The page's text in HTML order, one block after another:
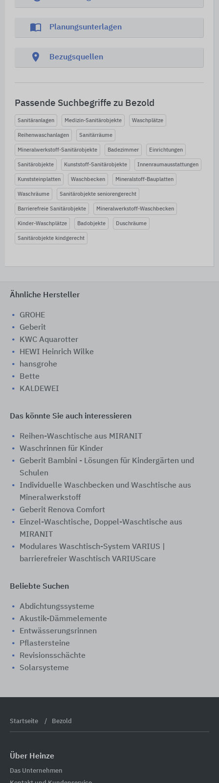
import_contacts Planungsunterlagen
location_on Bezugsquellen
Passende Suchbegriffe zu Bezold
Sanitäranlagen Medizin-Sanitärobjekte Waschplätze
Reihenwaschanlagen Sanitärräume
Mineralwerkstoff-Sanitärobjekte Badezimmer Einrichtungen
Sanitärobjekte Kunststoff-Sanitärobjekte Innenraumausstattungen
Kunststeinplatten Waschbecken Mineralstoff-Bauplatten
Waschräume Sanitärobjekte seniorengerecht
Barrierefreie Sanitärobjekte Mineralwerkstoff-Waschbecken
Kinder-Waschplätze Badobjekte Duschräume
Sanitärobjekte kindgerecht
Ähnliche Hersteller
GROHE
Geberit
KWC Aquarotter
HEWI Heinrich Wilke
hansgrohe
Bette
KALDEWEI
Das könnte Sie auch interessieren
Reihen-Waschtische aus MIRANIT
Waschrinnen für Kinder
Geberit Bambini - Lösungen für Kindergärten und
Schulen
Individuelle Waschbecken und Waschtische aus
Mineralwerkstoff
Geberit Renova Comfort
Einzel-Waschtische, Doppel-Waschtische aus
MIRANIT
Modulares Waschtisch-System VARIUS |
barrierefreier Waschtisch VARIUScare
Beliebte Suchen
Abdichtungssysteme
Akustik-Dämmelemente
Entwässerungsrinnen
Pflastersteine
Revisionsschächte
Solarsysteme
Startseite Bezold
Über Heinze
Das Unternehmen